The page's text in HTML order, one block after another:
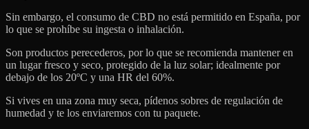
Sin embargo, el consumo de CBD no está permitido en España, por
lo que se prohíbe su ingesta o inhalación.
Son productos perecederos, por lo que se recomienda mantener en
un lugar fresco y seco, protegido de la luz solar; idealmente por
debajo de los 20ºC y una HR del 60%.
Si vives en una zona muy seca, pídenos sobres de regulación de
humedad y te los enviaremos con tu paquete.